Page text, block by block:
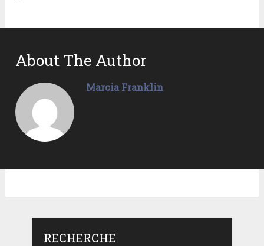
About The Author
Marcia Franklin
RECHERCHE